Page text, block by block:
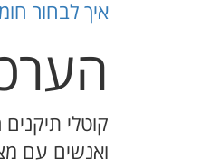
איך לבחור
קוטלי
ואנשים עם